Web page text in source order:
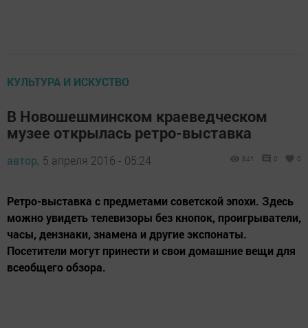
КУЛЬТУРА И ИСКУСТВО
В Новошешминском краеведческом
музее открылась ретро-выставка
автор, 5 апреля 2016 - 05:24 841 0 0
Ретро-выставка с предметами советской эпохи. Здесь
можно увидеть телевизоры без кнопок, проигрыватели,
часы, дензнаки, знамена и другие экспонаты.
Посетители могут принести и свои домашние вещи для
всеобщего обзора.